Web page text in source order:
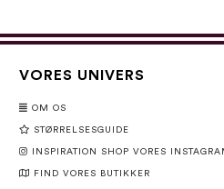
VORES UNIVERS
OM OS
STØRRELSESGUIDE
INSPIRATION SHOP VORES
FIND VORES BUTIKKER